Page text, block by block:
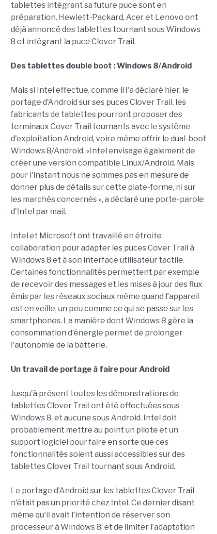
tablettes intégrant sa future puce sont en
préparation. Hewlett-Packard, Acer et Lenovo ont
déjà annoncé des tablettes tournant sous Windows
8 et intégrant la puce Clover Trail.
Des tablettes double boot : Windows 8/Android
Mais si Intel effectue, comme il l'a déclaré hier, le
portage d'Android sur ses puces Clover Trail, les
fabricants de tablettes pourront proposer des
terminaux Cover Trail tournants avec le système
d'exploitation Android, voire même offrir le dual-boot
Windows 8/Android. «Intel envisage également de
créer une version compatible Linux/Android. Mais
pour l'instant nous ne sommes pas en mesure de
donner plus de détails sur cette plate-forme, ni sur
les marchés concernés », a déclaré une porte-parole
d'Intel par mail.
Intel et Microsoft ont travaillé en étroite
collaboration pour adapter les puces Cover Trail à
Windows 8 et à son interface utilisateur tactile.
Certaines fonctionnalités permettent par exemple
de recevoir des messages et les mises à jour des flux
émis par les réseaux sociaux même quand l'appareil
est en veille, un peu comme ce qui se passe sur les
smartphones. La manière dont Windows 8 gère la
consommation d'énergie permet de prolonger
l'autonomie de la batterie.
Un travail de portage à faire pour Android
Jusqu'à présent toutes les démonstrations de
tablettes Clover Trail ont été effectuées sous
Windows 8, et aucune sous Android. Intel doit
probablement mettre au point un pilote et un
support logiciel pour faire en sorte que ces
fonctionnalités soient aussi accessibles sur des
tablettes Clover Trail tournant sous Android.
Le portage d'Android sur les tablettes Clover Trail
n'était pas un priorité chez Intel. Ce dernier disant
même qu'il avait l'intention de réserver son
processeur à Windows 8, et de limiter l'adaptation